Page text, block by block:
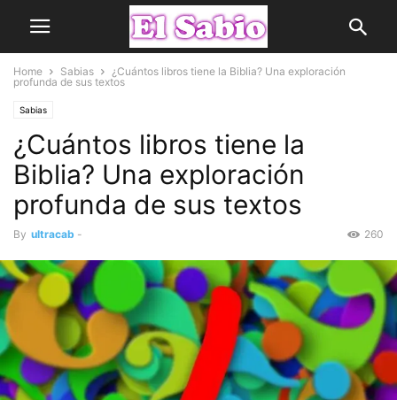
Home Sabias
¿Cuántos libros tiene la Biblia? Una exploración
profunda de sus textos
Sabias
¿Cuántos libros tiene la
Biblia? Una exploración
profunda de sus textos
By ultracab - 260